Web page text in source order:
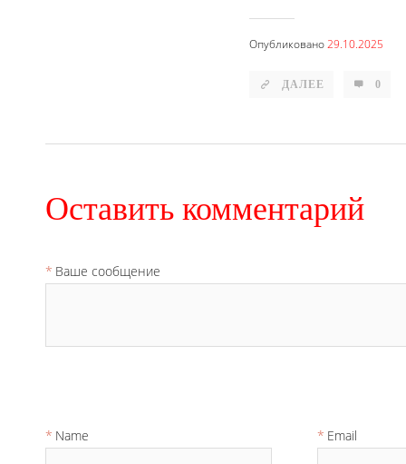
Опубликовано29.10.2025
ДАЛЕЕ 0
Оставить комментарий
Ваше сообщение
Name Email